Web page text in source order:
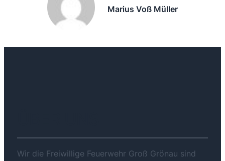
Marius Voß Müller
Wir die Freiwillige Feuerwehr Groß Grönau sind